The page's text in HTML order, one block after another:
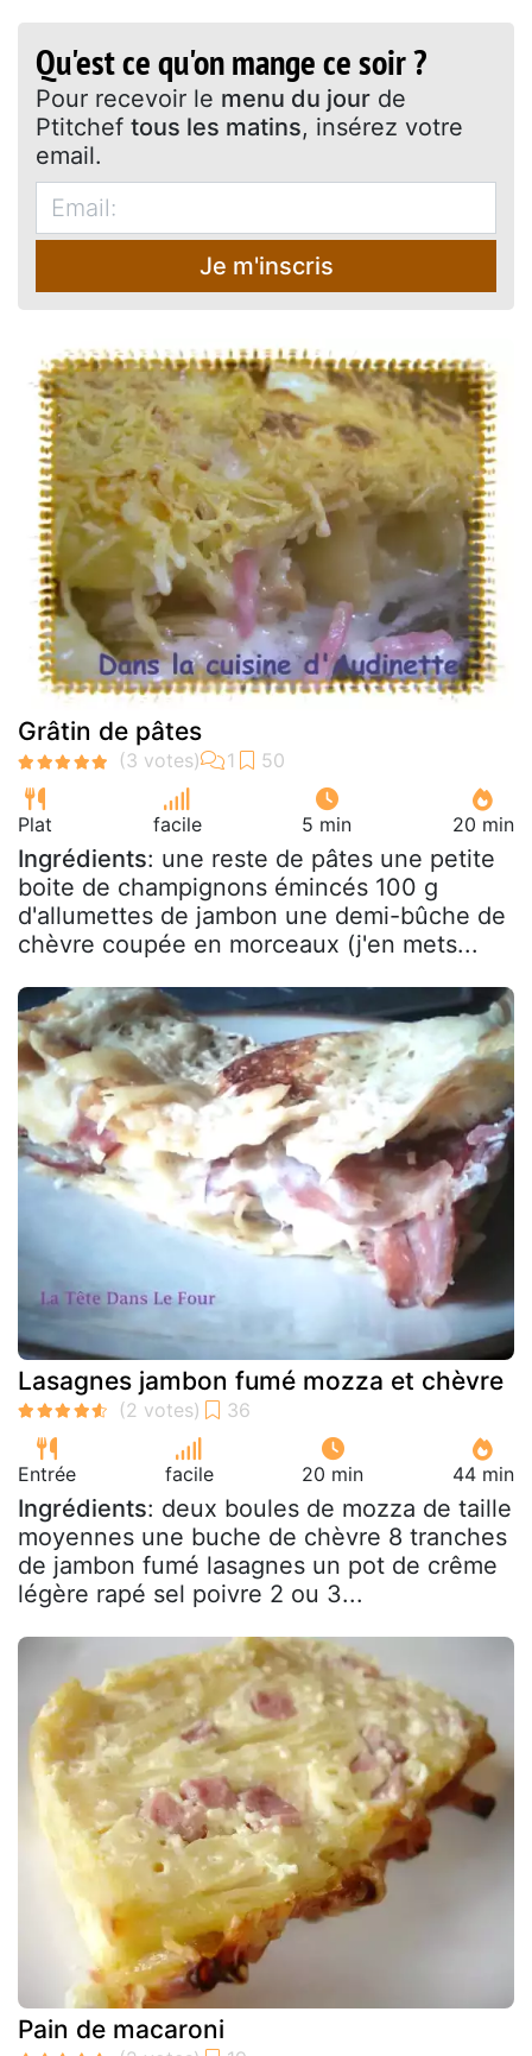
Qu'est ce qu'on mange ce soir ?
Pour recevoir le menu du jour de
Ptitchef tous les matins, insérez votre
email.
Je m'inscris
Grâtin de pâtes
Plat facile 5 min 20 min
Ingrédients: une reste de pâtes une petite
boite de champignons émincés 100 g
d'allumettes de jambon une demi-bûche de
chèvre coupée en morceaux (j'en mets...
Lasagnes jambon fumé mozza et chèvre
Entrée facile 20 min 44 min
Ingrédients: deux boules de mozza de taille
moyennes une buche de chèvre 8 tranches
de jambon fumé lasagnes un pot de crême
légère rapé sel poivre 2 ou 3...
Pain de macaroni